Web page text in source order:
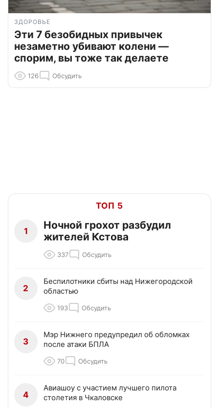
ЗДОРОВЬЕ
Эти 7 безобидных привычек
незаметно убивают колени —
спорим, вы тоже так делаете
126 Обсудить
ТОП 5
1
Ночной грохот разбудил
жителей Кстова
337 Обсудить
2
Беспилотники сбиты над Нижегородской
областью
193 Обсудить
3
Мэр Нижнего предупредил об обломках
после атаки БПЛА
70 Обсудить
4
Авиашоу с участием лучшего пилота
столетия в Чкаловске